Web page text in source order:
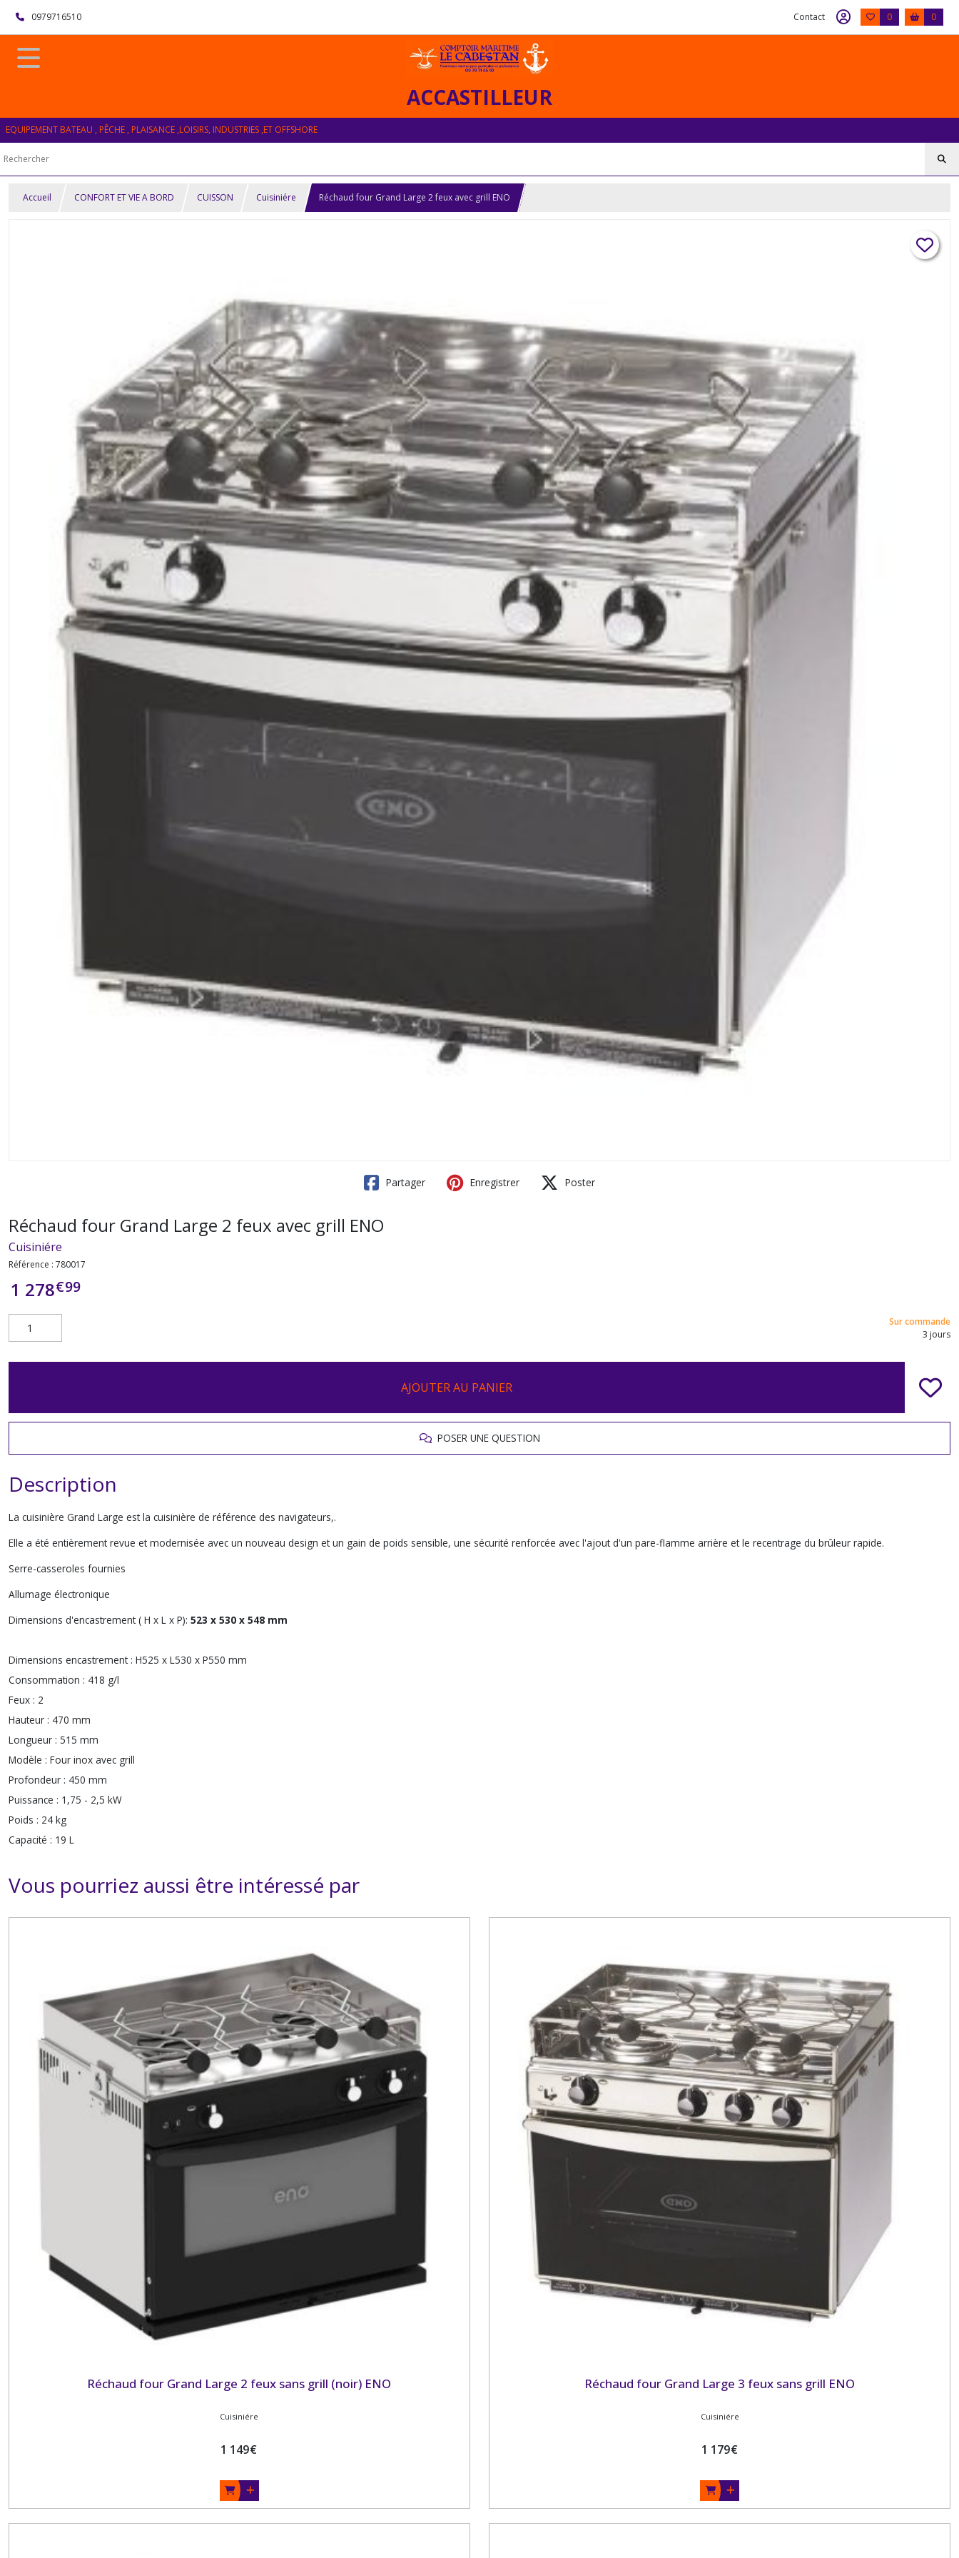
0979716510 Contact 0 0
ACCASTILLEUR
EQUIPEMENT BATEAU , PÊCHE , PLAISANCE ,LOISIRS, INDUSTRIES ,ET OFFSHORE
Accueil CONFORT ET VIE A BORD CUISSON Cuisiniére Réchaud four Grand Large 2 feux avec grill ENO
Partager Enregistrer Poster
Réchaud four Grand Large 2 feux avec grill ENO
Cuisiniére
Référence : 780017
1 278€99
Sur commande
3 jours
AJOUTER AU PANIER
POSER UNE QUESTION
Description
La cuisinière Grand Large est la cuisinière de référence des navigateurs,.
Elle a été entièrement revue et modernisée avec un nouveau design et un gain de poids sensible, une sécurité renforcée avec l'ajout d'un pare-flamme arrière et le recentrage du brûleur rapide.
Serre-casseroles fournies
Allumage électronique
Dimensions d'encastrement ( H x L x P): 523 x 530 x 548 mm
Dimensions encastrement : H525 x L530 x P550 mm
Consommation : 418 g/l
Feux : 2
Hauteur : 470 mm
Longueur : 515 mm
Modèle : Four inox avec grill
Profondeur : 450 mm
Puissance : 1,75 - 2,5 kW
Poids : 24 kg
Capacité : 19 L
Vous pourriez aussi être intéressé par
Réchaud four Grand Large 2 feux sans grill (noir) ENO
Cuisiniére
1 149€
Réchaud four Grand Large 3 feux sans grill ENO
Cuisiniére
1 179€